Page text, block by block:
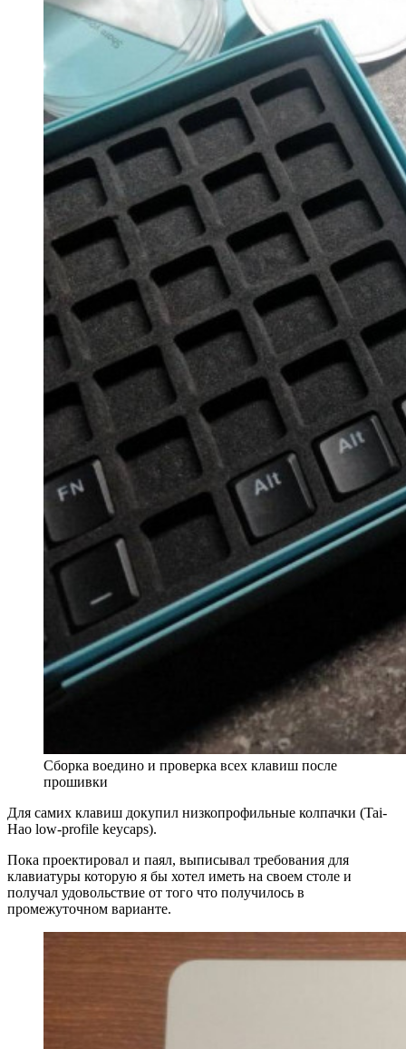
Сборка воедино и проверка всех клавиш после
прошивки
Для самих клавиш докупил низкопрофильные колпачки (Tai-
Hao low-profile keycaps).
Пока проектировал и паял, выписывал требования для
клавиатуры которую я бы хотел иметь на своем столе и
получал удовольствие от того что получилось в
промежуточном варианте.